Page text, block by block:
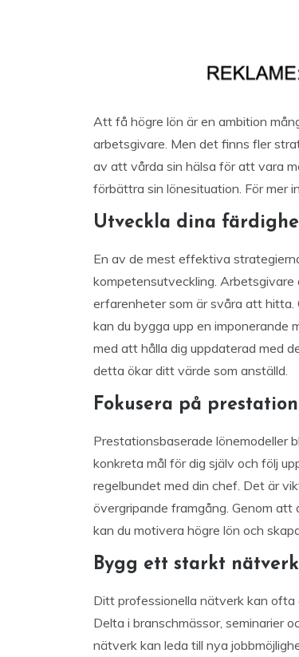
Att få högre lön är en ambition
arbetsgivare. Men det finns fler
av att vårda sin hälsa för att vara
förbättra sin lönesituation. För mer
Utveckla dina
En av de mest effektiva
kompetensutveckling.
erfarenheter som är svåra att hitta.
kan du bygga upp en imponerande
med att hålla dig uppdaterad med
detta ökar ditt värde som anställd.
Fokusera på
Prestationsbaserade lönemodeller
konkreta mål för dig själv och följ
regelbundet med din chef. Det är
övergripande framgång. Genom
kan du motivera högre lön och
Bygg ett starkt nätverk
Ditt professionella nätverk kan ofta
Delta i branschmässor, seminarier
nätverk kan leda till nya